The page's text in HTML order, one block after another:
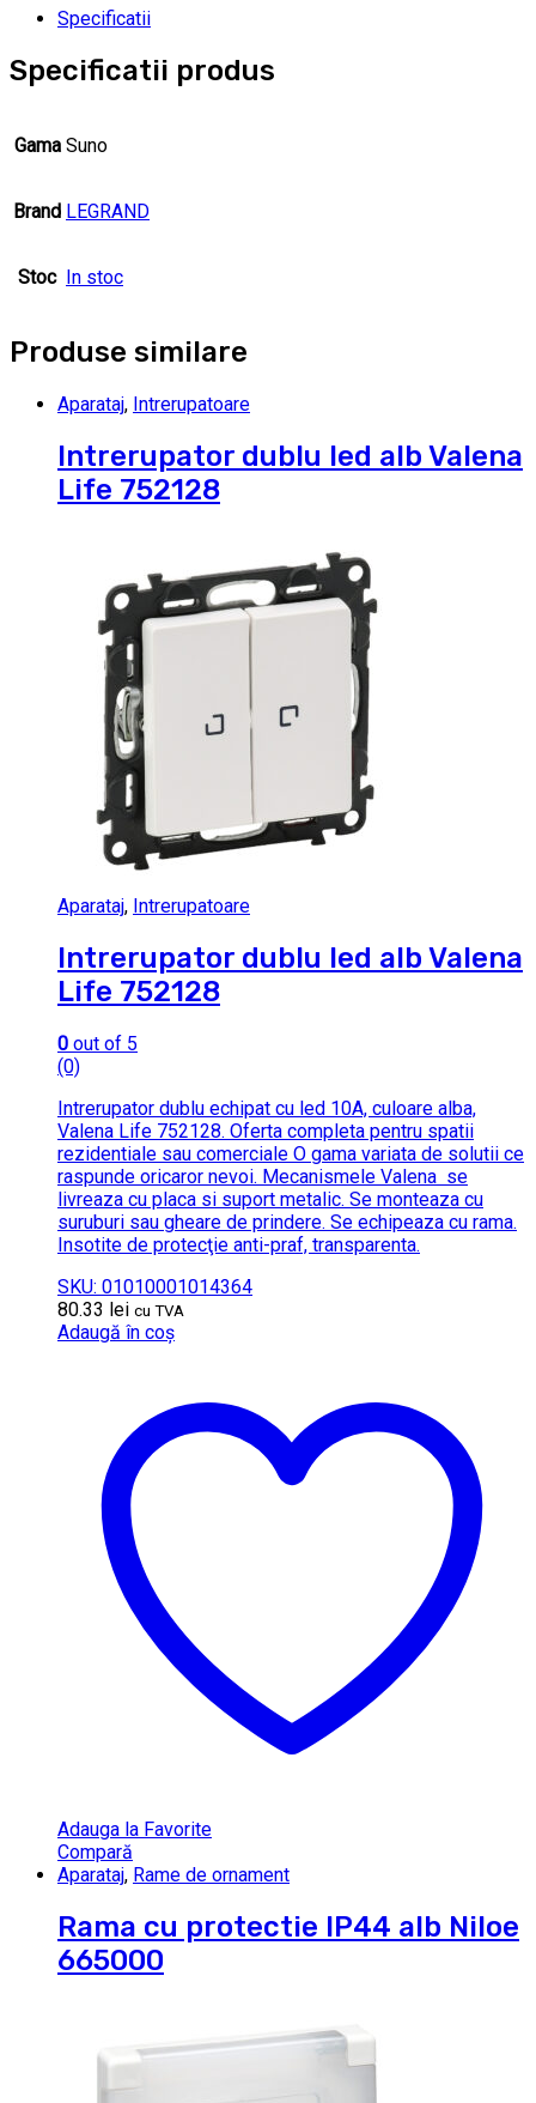
Specificatii
Specificatii produs
Gama Suno
Brand LEGRAND
Stoc In stoc
Produse similare
Aparataj, Intrerupatoare
Intrerupator dublu led alb Valena
Life 752128
Aparataj, Intrerupatoare
Intrerupator dublu led alb Valena
Life 752128
0 out of 5
(0)
Intrerupator dublu echipat cu led 10A, culoare alba,
Valena Life 752128. Oferta completa pentru spatii
rezidentiale sau comerciale O gama variata de solutii ce
raspunde oricaror nevoi. Mecanismele Valena se
livreaza cu placa si suport metalic. Se monteaza cu
suruburi sau gheare de prindere. Se echipeaza cu rama.
Insotite de protecţie anti-praf, transparenta.
SKU: 01010001014364
80.33 lei cu TVA
Adaugă în coș
Adauga la Favorite
Compară
Aparataj, Rame de ornament
Rama cu protectie IP44 alb Niloe
665000